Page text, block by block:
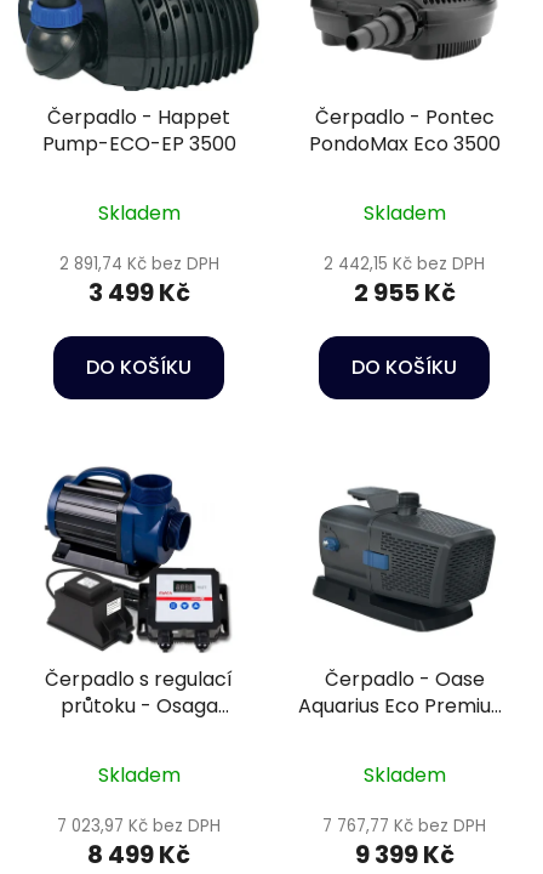
Čerpadlo - Happet
Pump-ECO-EP 3500
Skladem
2 891,74 Kč bez DPH
3 499 Kč
DO KOŠÍKU
Čerpadlo - Pontec
PondoMax Eco 3500
Skladem
2 442,15 Kč bez DPH
2 955 Kč
DO KOŠÍKU
Čerpadlo s regulací
průtoku - Osaga
Skladem
7 023,97 Kč bez DPH
8 499 Kč
Čerpadlo - Oase
Aquarius Eco Premium
Skladem
7 767,77 Kč bez DPH
9 399 Kč